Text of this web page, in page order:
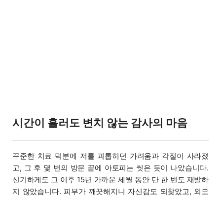
시간이 흘러도 변치 않는 감사의 마음
꾸준한 치료 덕분에 저를 괴롭히던 가려움과 각질이 사라졌
고, 그 후 몇 번의 방문 끝에 아토피는 씻은 듯이 나았습니다.
신기하게도 그 이후 15년 가까운 세월 동안 단 한 번도 재발하
지 않았습니다. 피부가 깨끗해지니 자신감도 되찾았고, 외모